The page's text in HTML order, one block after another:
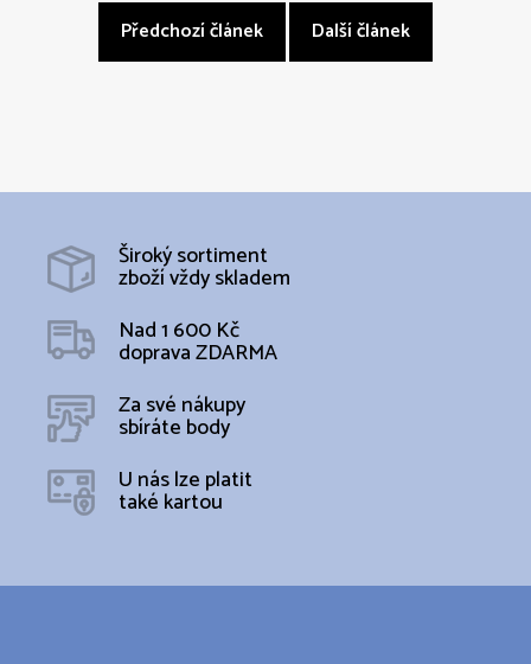
Předchozí článek Další článek
Široký sortiment
zboží vždy skladem
Nad 1 600 Kč
doprava ZDARMA
Za své nákupy
sbíráte body
U nás lze platit
také kartou
Z